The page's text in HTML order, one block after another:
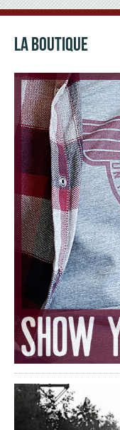
LA BOUTIQUE